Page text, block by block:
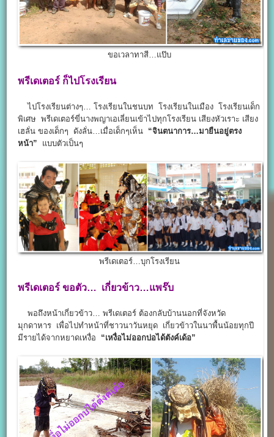
ขอเวลาทาสี…แป๊บ
พรีเดเตอร์ ก็ไปโรงเรียน
ไปโรงเรียนต่างๆ… โรงเรียนในชนบท โรงเรียนในเมือง โรงเรียนเด็ก
พิเศษ พรีเดเตอร์ขี่นางพญาเอเลี่ยนเข้าไปทุกโรงเรียน เสียงหัวเราะ เสียง
เฮลั่น ของเด็กๆ ดังลั่น…เมื่อเด็กๆเห็น “จินตนาการ…มายืนอยู่ตรง
หน้า” แบบตัวเป็นๆ
พรีเดเตอร์…บุกโรงเรียน
พรีเดเตอร์ ขอตัว… เกี่ยวข้าว…แพร๊บ
พอถึงหน้าเกี่ยวข้าว… พรีเดเตอร์ ต้องกลับบ้านนอกที่จังหวัด
มุกดาหาร เพื่อไปทำหน้าที่ชาวนาวันหยุด เกี่ยวข้าวในนาพื้นน้อยทุกปี
มีรายได้จากหยาดเหงื่อ “เหงื่อไม่ออกบ่อได้ตังค์เด้อ”